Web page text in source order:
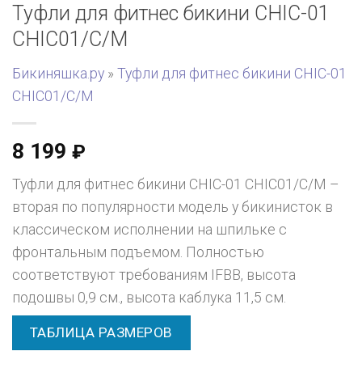
Туфли для фитнес бикини CHIC-01
CHIC01/C/M
Бикиняшка.ру » Туфли для фитнес бикини CHIC-01
CHIC01/C/M
8 199 ₽
Туфли для фитнес бикини CHIC-01 CHIC01/C/M –
вторая по популярности модель у бикинисток в
классическом исполнении на шпильке с
фронтальным подъемом. Полностью
соответствуют требованиям IFBB, высота
подошвы 0,9 см., высота каблука 11,5 см.
ТАБЛИЦА РАЗМЕРОВ